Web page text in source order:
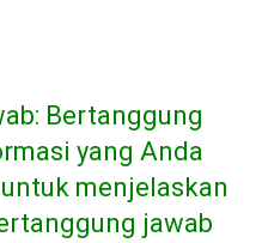
Bertanggung
yang Anda
menjelaskan
jawab